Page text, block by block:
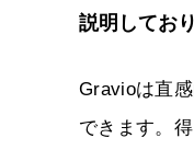
説明してお
Gravioは直
できます。